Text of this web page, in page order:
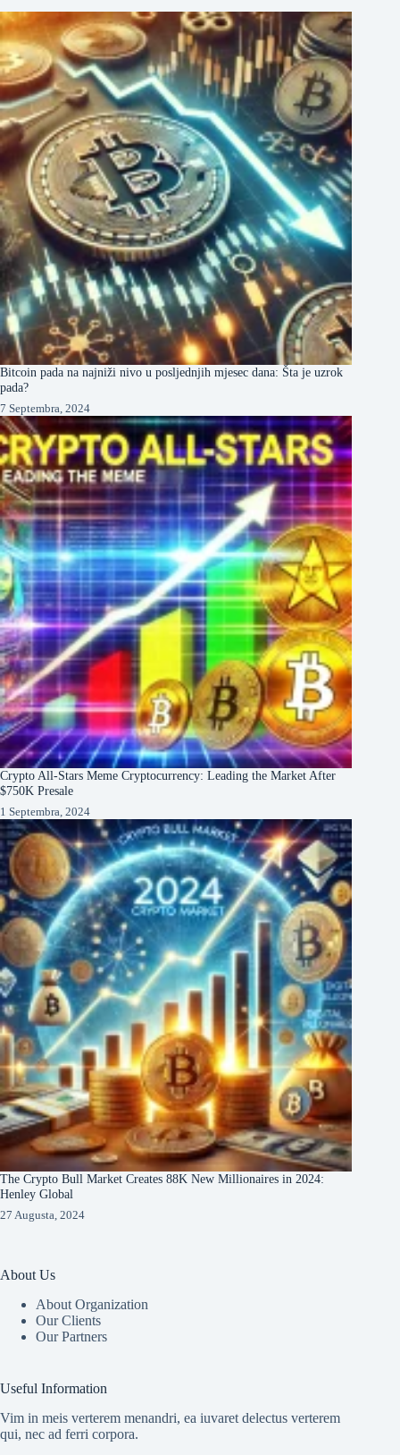
Bitcoin pada na najniži nivo u posljednjih mjesec dana: Šta je uzrok
pada?
7 Septembra, 2024
Crypto All-Stars Meme Cryptocurrency: Leading the Market After
$750K Presale
1 Septembra, 2024
The Crypto Bull Market Creates 88K New Millionaires in 2024:
Henley Global
27 Augusta, 2024
About Us
About Organization
Our Clients
Our Partners
Useful Information
Vim in meis verterem menandri, ea iuvaret delectus verterem
qui, nec ad ferri corpora.